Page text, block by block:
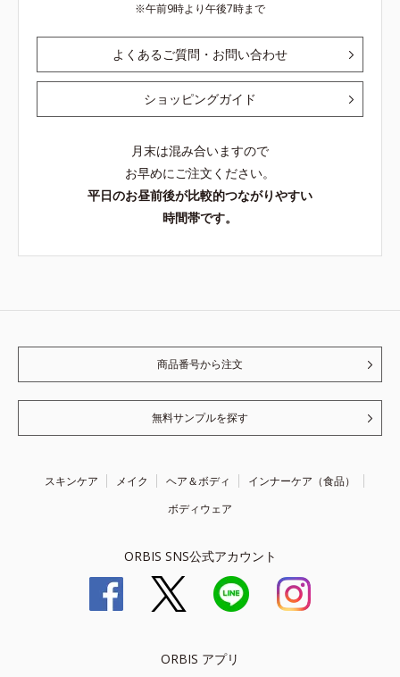
午前9時より午後7時まで
よくあるご質問・お問い合わせ
ショッピングガイド
月末は混み合いますので
お早めにご注文ください。
平日のお昼前後が比較的つながりやすい
時間帯です。
商品番号から注文
無料サンプルを探す
スキンケア メイク ヘア＆ボディ
インナーケア（食品）
ボディウェア
ORBIS SNS公式アカウント
ORBIS アプリ